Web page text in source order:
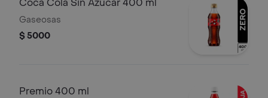
Coca Cola Sin Azúcar 400 ml
Gaseosas
$ 5000
Premio 400 ml